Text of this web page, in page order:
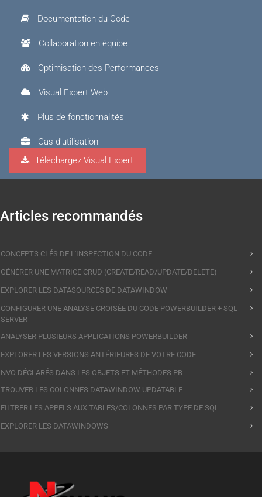
Documentation du Code
Collaboration en équipe
Optimisation des Performances
Visual Expert Web
Plus de fonctionnalités
Cas d'utilisation
Visual Expert.AI
Téléchargez Visual Expert
Articles recommandés
CONCEPTS CLÉS DE L'INSPECTION DU CODE
GÉNÉRER UNE MATRICE CRUD (CREATE/READ/UPDATE/DELETE)
EXPLORER LES DATASOURCES DE DATAWINDOW
CONFIGURER UNE ANALYSE CROISÉE DU CODE POWERBUILDER + SQL
SERVER
ANALYSER PLUSIEURS APPLICATIONS POWERBUILDER
EXPLORER LES VERSIONS ANTÉRIEURES DE VOTRE CODE
NVO DÉCLARÉS DANS LES OBJETS ET MÉTHODES PB
TROUVER LES COLONNES DATAWINDOW UPDATABLE
FILTRER LES APPELS AUX TABLES/COLONNES PAR TYPE DE SQL
EXPLORER LES DATAWINDOWS